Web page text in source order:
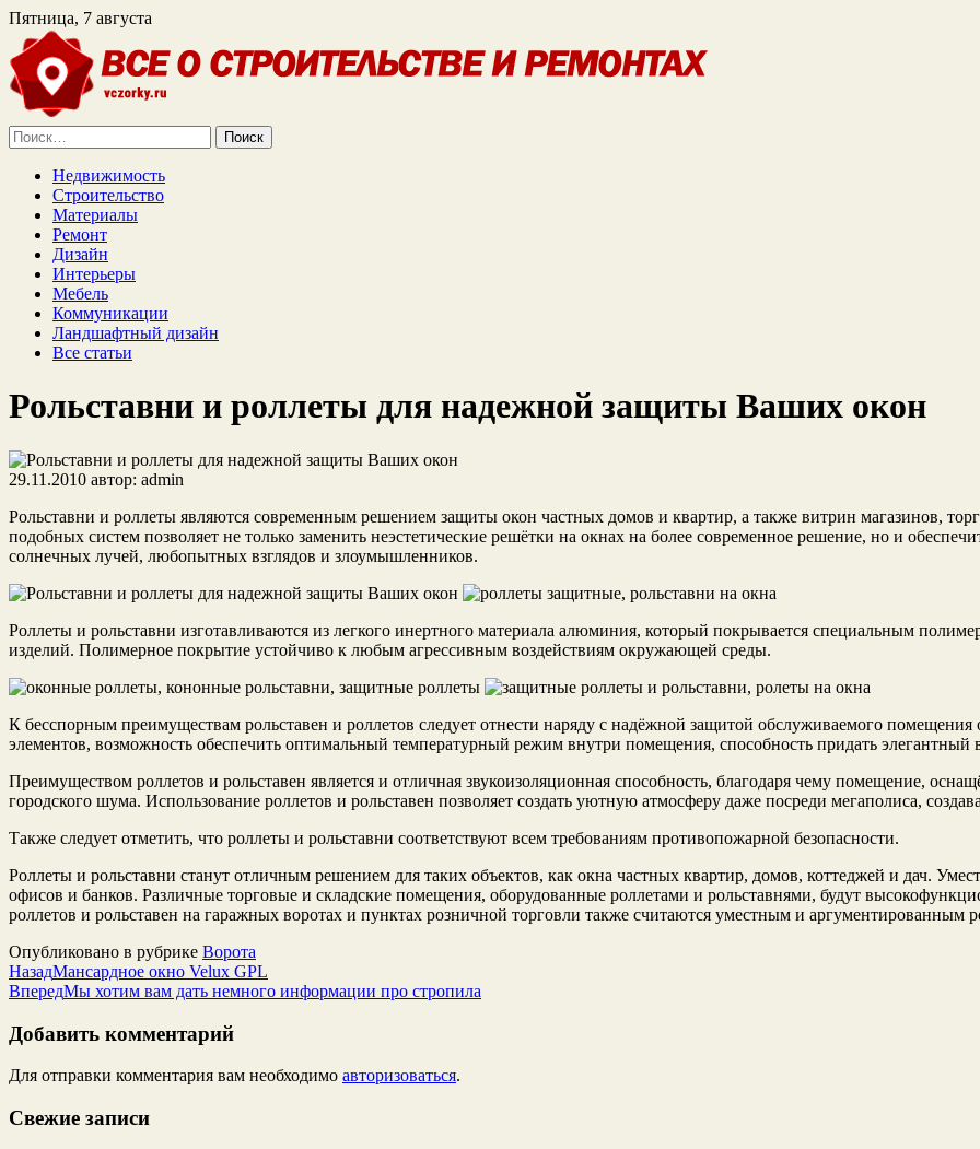
Пятница, 7 августа
Найти:
Недвижимость
Строительство
Материалы
Ремонт
Дизайн
Интерьеры
Мебель
Коммуникации
Ландшафтный дизайн
Все статьи
Рольставни и роллеты для надежной защиты Ваших окон
29.11.2010 автор: admin
Рольставни и роллеты являются современным решением защиты окон частных домов и квартир, а также витрин магазинов,
подобных систем позволяет не только заменить неэстетические решётки на окнах на более современное решение, но и
солнечных лучей, любопытных взглядов и злоумышленников.
Роллеты и рольставни изготавливаются из легкого инертного материала алюминия, который покрывается специальным
изделий. Полимерное покрытие устойчиво к любым агрессивным воздействиям окружающей среды.
К бесспорным преимуществам рольставен и роллетов следует отнести наряду с надёжной защитой обслуживаемого
элементов, возможность обеспечить оптимальный температурный режим внутри помещения, способность придать
Преимуществом роллетов и рольставен является и отличная звукоизоляционная способность, благодаря чему помещение,
городского шума. Использование роллетов и рольставен позволяет создать уютную атмосферу даже посреди мегаполиса,
Также следует отметить, что роллеты и рольставни соответствуют всем требованиям противопожарной безопасности.
Роллеты и рольставни станут отличным решением для таких объектов, как окна частных квартир, домов, коттеджей и дач.
офисов и банков. Различные торговые и складские помещения, оборудованные роллетами и рольставнями, будут
роллетов и рольставен на гаражных воротах и пунктах розничной торговли также считаются уместным и аргументированным
Опубликовано в рубрике Ворота
НазадМансардное окно Velux GPL
ВпередМы хотим вам дать немного информации про стропила
Добавить комментарий
Для отправки комментария вам необходимо авторизоваться.
Свежие записи